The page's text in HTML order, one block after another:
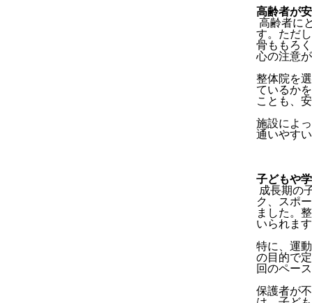
高齢者が
高齢者に
す。ただ
骨ももろ
心の注意
整体院を
ているか
ことも、
施設によ
通いやす
子どもや
成長期の
ク、スポ
ました。
いられま
特に、運
の目的で
回のペー
保護者が